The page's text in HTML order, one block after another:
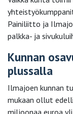
Painiliitto ja
palkka- ja
Kunnan
plussalla
Ilmajoen kunnan
mukaan ollut
miljoonaa euroa